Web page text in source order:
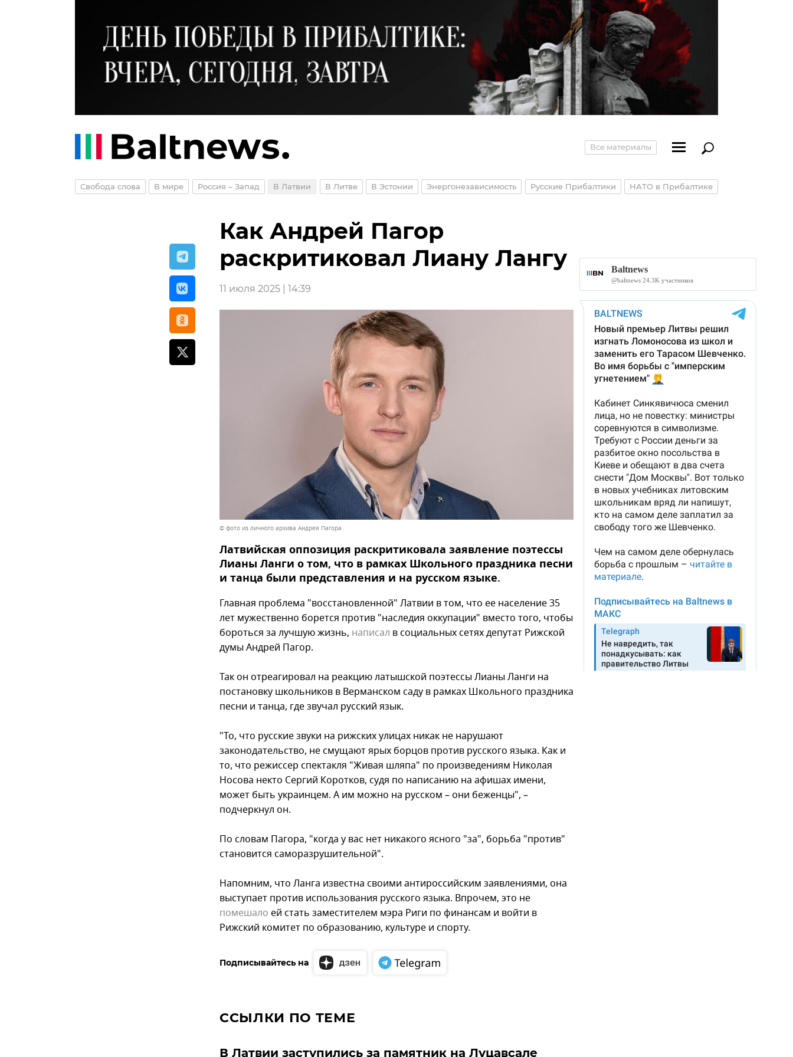
Все материалы
Свобода слова В мире Россия – Запад В Латвии В Литве В Эстонии Энергонезависимость Русские Прибалтики НАТО в Прибалтике
Как Андрей Пагор
раскритиковал Лиану Лангу
11 июля 2025 | 14:39
© фото из личного архива Андрея Пагора
Латвийская оппозиция раскритиковала заявление поэтессы
Лианы Ланги о том, что в рамках Школьного праздника песни
и танца были представления и на русском языке.
Главная проблема "восстановленной" Латвии в том, что ее население 35
лет мужественно борется против "наследия оккупации" вместо того, чтобы
бороться за лучшую жизнь, написал в социальных сетях депутат Рижской
думы Андрей Пагор.
Так он отреагировал на реакцию латышской поэтессы Лианы Ланги на
постановку школьников в Верманском саду в рамках Школьного праздника
песни и танца, где звучал русский язык.
"То, что русские звуки на рижских улицах никак не нарушают
законодательство, не смущают ярых борцов против русского языка. Как и
то, что режиссер спектакля "Живая шляпа" по произведениям Николая
Носова некто Сергий Коротков, судя по написанию на афишах имени,
может быть украинцем. А им можно на русском – они беженцы", –
подчеркнул он.
По словам Пагора, "когда у вас нет никакого ясного "за", борьба "против"
становится саморазрушительной".
Напомним, что Ланга известна своими антироссийским заявлениями, она
выступает против использования русского языка. Впрочем, это не
помешало ей стать заместителем мэра Риги по финансам и войти в
Рижский комитет по образованию, культуре и спорту.
Подписывайтесь на
ССЫЛКИ ПО ТЕМЕ
В Латвии заступились за памятник на Луцавсале